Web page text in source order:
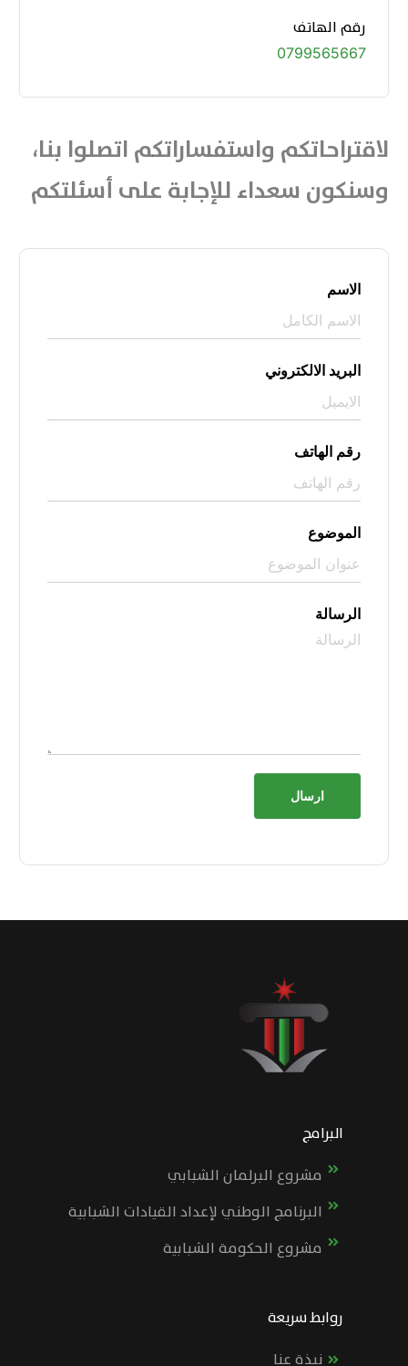
لاقتراحاتكم واستفساراتكم اتصلوا بنا،
وسنكون سعداء للإجابة على أسئلتكم
الاسم
البريد الالكتروني
رقم الهاتف
الموضوع
الرسالة
ارسال
رقم الهاتف
0799565667
البرامج
مشروع البرلمان الشبابي
البرنامج الوطني لإعداد القيادات الشبابية
مشروع الحكومة الشبابية
روابط سريعة
نبذة عنا